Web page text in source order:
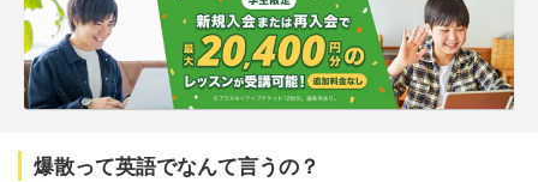
爆散って英語でなんて言うの？